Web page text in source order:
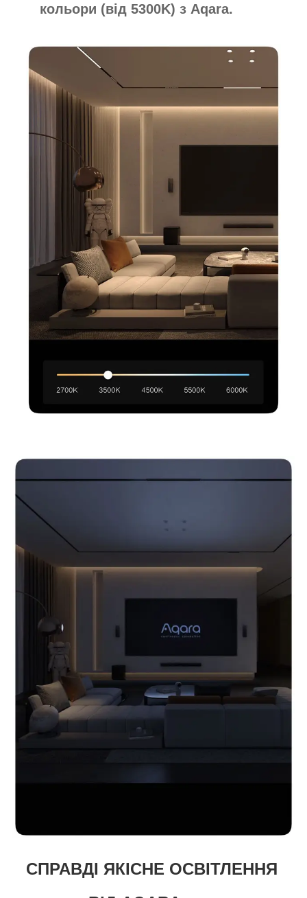
СПРАВДІ ЯКІСНЕ ОСВІТЛЕННЯ
кольори (від 5300K) з Aqara.